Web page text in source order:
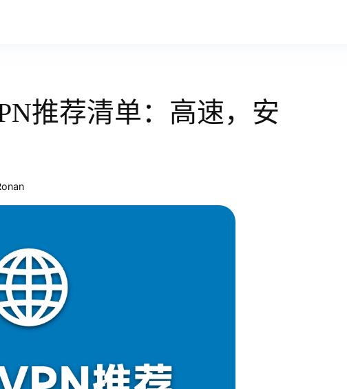
推荐清单：高速，安